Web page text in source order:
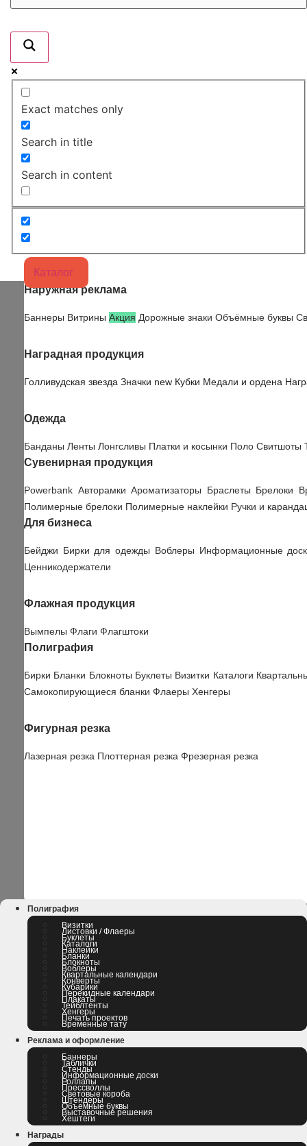
Exact matches only
Search in title
Search in content
Каталог
Наружная реклама
Баннеры Витрины Акция Дорожные знаки Объёмные буквы
Наградная продукция
Голливудская звезда Значки new Кубки Медали и ордена
Одежда
Банданы Ленты Лонгсливы Платки и косынки Поло Свитшоты
Сувенирная продукция
Powerbank АвторамкиАроматизаторы Браслеты Брелоки
Полимерные брелоки Полимерные наклейки Ручки и
Для бизнеса
Бейджи Бирки для одежды Воблеры Информационные
Ценникодержатели
Флажная продукция
Вымпелы Флаги Флагштоки
Полиграфия
Бирки Бланки Блокноты Буклеты Визитки Каталоги
Самокопирующиеся бланки Флаеры Хенгеры
Фигурная резка
Лазерная резка Плоттерная резка Фрезерная резка
Полиграфия
Визитки
Листовки / Флаеры
Буклеты
Каталоги
Наклейки
Бланки
Блокноты
Воблеры
Квартальные календари
Конверты
Кубарики
Перекидные календари
Плакаты
Тейблтенты
Хенгеры
Печать проектов
Временные тату
Реклама и оформление
Баннеры
Таблички
Стенды
Информационные доски
Роллапы
Прессволлы
Световые короба
Штендеры
Объемные буквы
Выставочные решения
Хештеги
Награды